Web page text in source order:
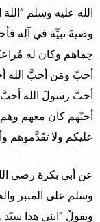
الله عليه وسلم
وصيةَ نبيِّه في آلِه
حِماهم وكان له
أحبّ ومَن أحبَّ الله
أحبَّ رسولَ الله
أحبّهم كان معهم وهم
عليكم ولا تقَدَّموهم
عن أبي بكرةَ رضي
وسلم على المنبر
ويقولُ “ابني هذا